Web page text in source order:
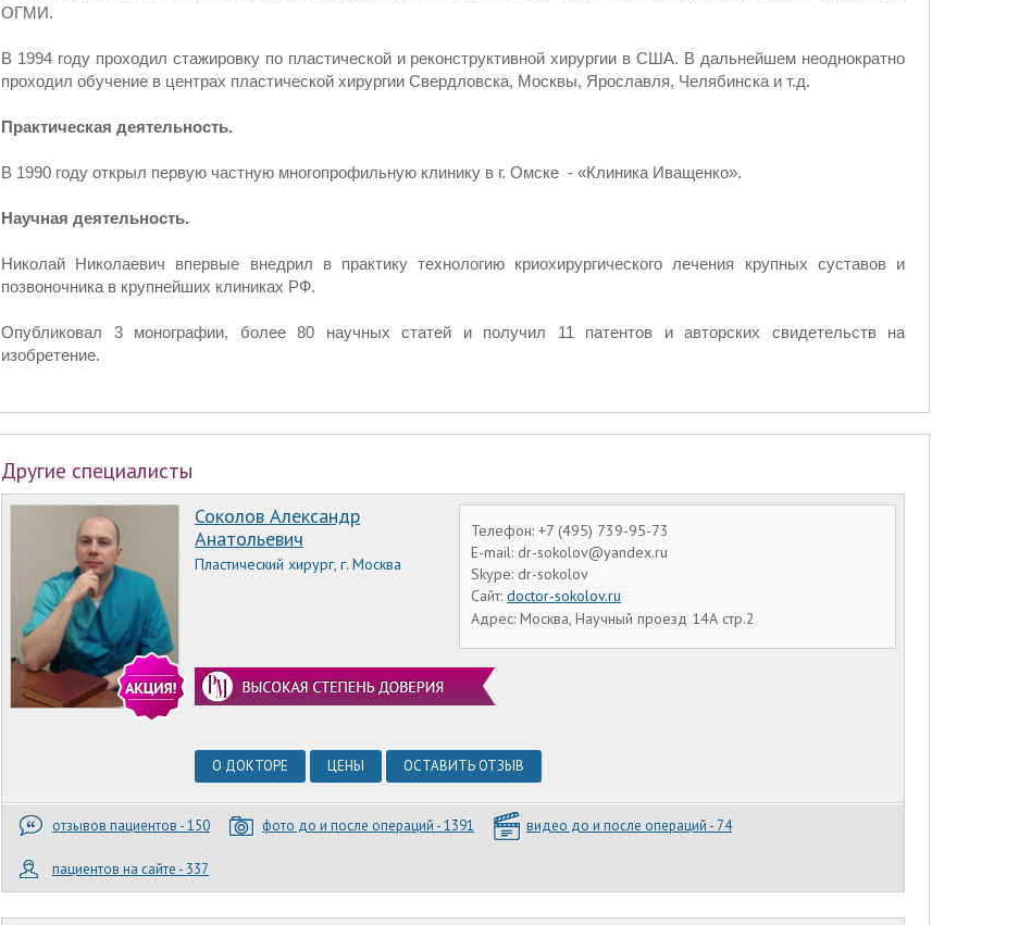
ОГМИ.
В 1994 году проходил стажировку по пластической и реконструктивной хирургии в США. В дальнейшем неоднократно
проходил обучение в центрах пластической хирургии Свердловска, Москвы, Ярославля, Челябинска и т.д.
Практическая деятельность.
В 1990 году открыл первую частную многопрофильную клинику в г. Омске - «Клиника Иващенко».
Научная деятельность.
Николай Николаевич впервые внедрил в практику технологию криохирургического лечения крупных суставов и
позвоночника в крупнейших клиниках РФ.
Опубликовал 3 монографии, более 80 научных статей и получил 11 патентов и авторских свидетельств на
изобретение.
Другие специалисты
Телефон: +7 (495) 739-95-73
E-mail: dr-sokolov@yandex.ru
Skype: dr-sokolov
Сайт: doctor-sokolov.ru
Адрес: Москва, Научный проезд 14А стр.2
Соколов Александр
Анатольевич
Пластический хирург, г. Москва
О ДОКТОРЕ ЦЕНЫ ОСТАВИТЬ ОТЗЫВ
отзывов пациентов - 150 фото до и после операций - 1391 видео до и после операций - 74
пациентов на сайте - 337